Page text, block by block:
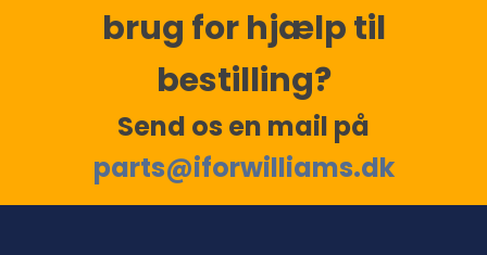
brug for hjælp til
bestilling?
Send os en mail på
parts@iforwilliams.dk